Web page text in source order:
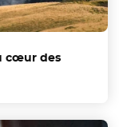
cœur des